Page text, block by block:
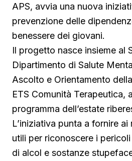
APS, avvia una nuova
prevenzione delle
benessere dei giovani.
Il progetto nasce insieme al
Dipartimento di Salute
Ascolto e Orientamento
ETS Comunità Terapeutica,
programma dell’estate
L’iniziativa punta a fornire
utili per riconoscere i
di alcol e sostanze